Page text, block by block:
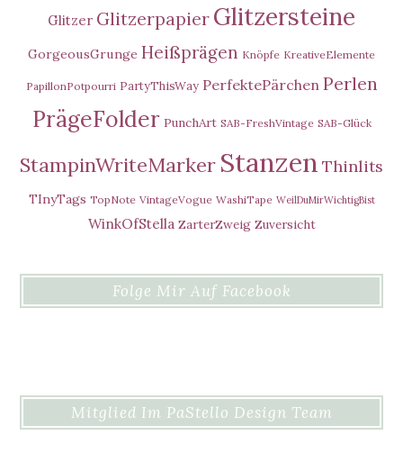
Glitzer Glitzerpapier Glitzersteine
GorgeousGrunge Heißprägen Knöpfe KreativeElemente
PapillonPotpourri PartyThisWay PerfektePärchen Perlen
PrägeFolder PunchArt SAB-FreshVintage SAB-Glück
StampinWriteMarker Stanzen Thinlits
TInyTags TopNote VintageVogue WashiTape WeilDuMirWichtigBist
WinkOfStella ZarterZweig Zuversicht
Folge Mir Auf Facebook
Mitglied Im PaStello Design Team